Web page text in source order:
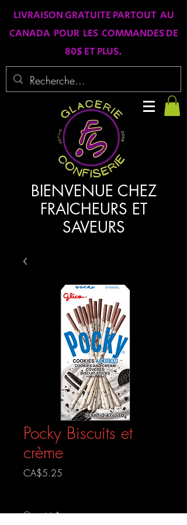
LIVRAISON GRATUITE PARTOUT AU
CANADA POUR LES COMMANDES DE
80$ ET PLUS.
BIENVENUE CHEZ
FRAICHEURS ET
SAVEURS
Pocky Biscuits et
crème
CA$5.25
Quantité *